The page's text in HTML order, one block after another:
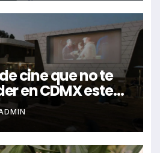
cine que no te
en CDMX este